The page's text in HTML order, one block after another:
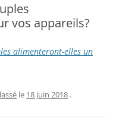
vos appareils?
alimenteront-elles un
le 18 juin 2018 .